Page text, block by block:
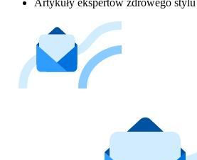
Artykuły ekspertów zdrowego